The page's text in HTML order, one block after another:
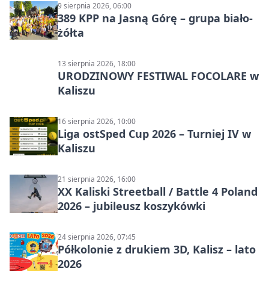
9 sierpnia 2026, 06:00
389 KPP na Jasną Górę – grupa biało-
żółta
13 sierpnia 2026, 18:00
URODZINOWY FESTIWAL FOCOLARE w
Kaliszu
16 sierpnia 2026, 10:00
Liga ostSped Cup 2026 – Turniej IV w
Kaliszu
21 sierpnia 2026, 16:00
XX Kaliski Streetball / Battle 4 Poland
2026 – jubileusz koszykówki
24 sierpnia 2026, 07:45
Półkolonie z drukiem 3D, Kalisz – lato
2026